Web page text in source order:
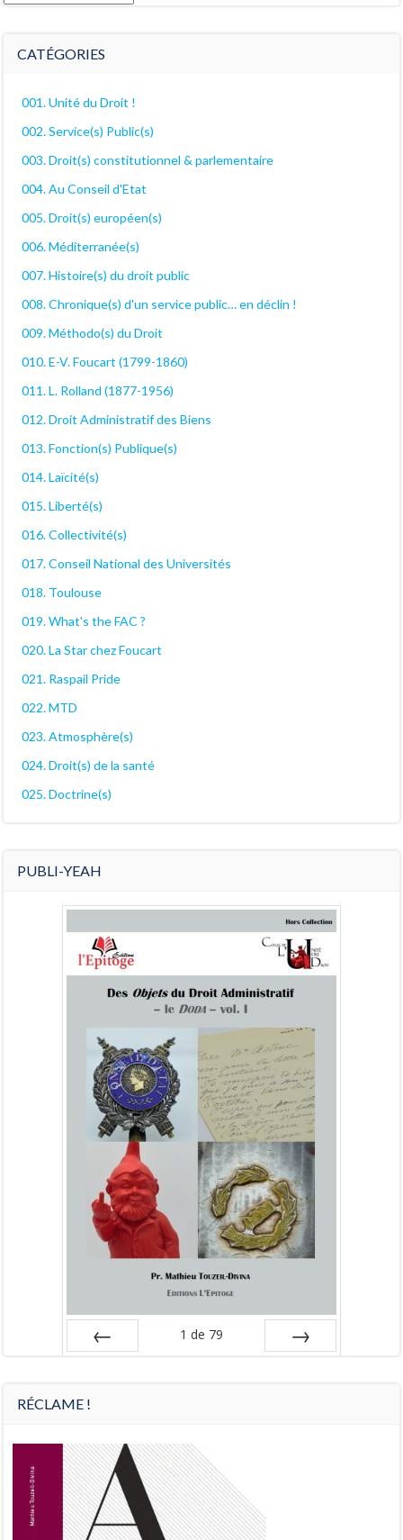
CATÉGORIES
001. Unité du Droit !
002. Service(s) Public(s)
003. Droit(s) constitutionnel & parlementaire
004. Au Conseil d'Etat
005. Droit(s) européen(s)
006. Méditerranée(s)
007. Histoire(s) du droit public
008. Chronique(s) d'un service public… en déclin !
009. Méthodo(s) du Droit
010. E-V. Foucart (1799-1860)
011. L. Rolland (1877-1956)
012. Droit Administratif des Biens
013. Fonction(s) Publique(s)
014. Laïcité(s)
015. Liberté(s)
016. Collectivité(s)
017. Conseil National des Universités
018. Toulouse
019. What's the FAC ?
020. La Star chez Foucart
021. Raspail Pride
022. MTD
023. Atmosphère(s)
024. Droit(s) de la santé
025. Doctrine(s)
PUBLI-YEAH
1 de 79
RÉCLAME !